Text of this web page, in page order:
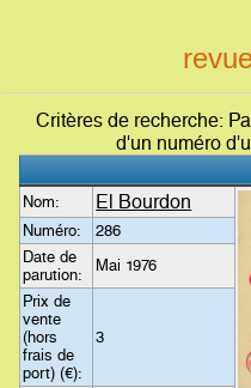
Critères de
d'un numéro
Nom: El Bourdon
Numéro:
286
Date de
parution:
Mai 1976
Prix de
vente
(hors
frais de
port) (€):
3